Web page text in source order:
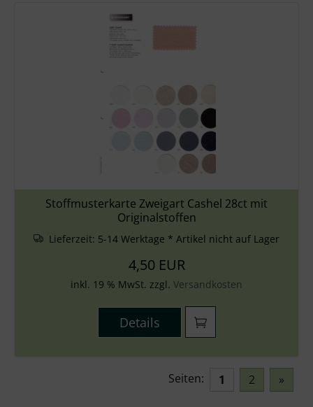
Stoffmusterkarte Zweigart Cashel 28ct mit
Originalstoffen
Lieferzeit: 5-14 Werktage * Artikel nicht auf Lager
4,50 EUR
inkl. 19 % MwSt. zzgl. Versandkosten
Details
Seiten: 1 2 »